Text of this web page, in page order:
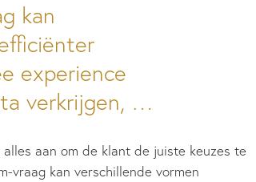
kan
experience
verkrijgen, …
aan om de klant de juiste keuzes te
vraag kan verschillende vormen